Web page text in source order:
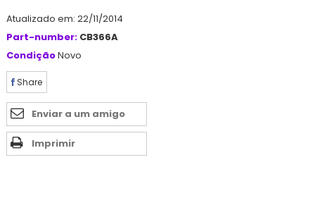
Atualizado em: 22/11/2014
Part-number: CB366A
CondiçãoNovo
Share
Enviar a um amigo
Imprimir